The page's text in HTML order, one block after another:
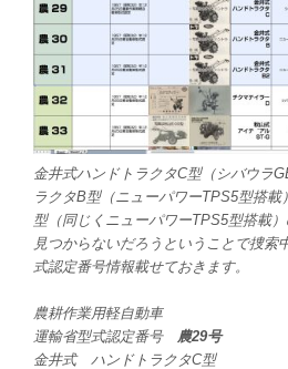
金井式ハンドトラクタC型（シバウラ
ラクタB型（ニューパワーTPS5型搭
型（同じくニューパワーTPS5型搭載
見つからないだろうということで捜索
式認定番号情報載せておきます。
農耕作業用軽自動車
運輸省型式認定番号 農29号
金井式 ハンドトラクタC型